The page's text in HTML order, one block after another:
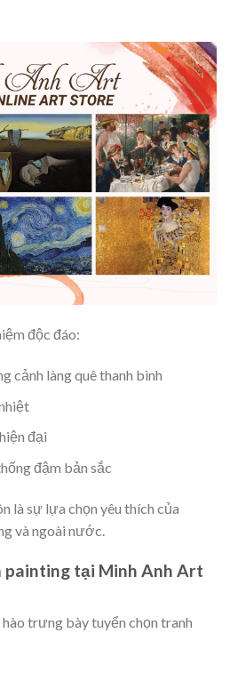
độc đáo:
cảnh làng quê thanh bình
đại
đậm bản sắc
là sự lựa chọn yêu thích của
và ngoài nước.
painting tại Minh Anh Art
trưng bày tuyển chọn tranh